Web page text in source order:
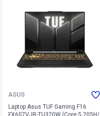
ASUS
Laptop Asus TUF Gaming F16
FX607VJR-TU320W (Core 5 205H/